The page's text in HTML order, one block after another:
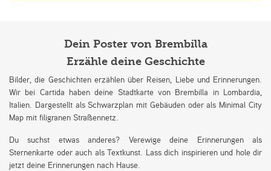
Dein Poster von Brembilla
Erzähle deine Geschichte
Bilder, die Geschichten erzählen über Reisen, Liebe und Erinnerungen.
Wir bei Cartida haben deine Stadtkarte von Brembilla in Lombardia,
Italien. Dargestellt als Schwarzplan mit Gebäuden oder als Minimal City
Map mit filigranen Straßennetz.
Du suchst etwas anderes? Verewige deine Erinnerungen als
Sternenkarte oder auch als Textkunst. Lass dich inspirieren und hole dir
jetzt deine Erinnerungen nach Hause.